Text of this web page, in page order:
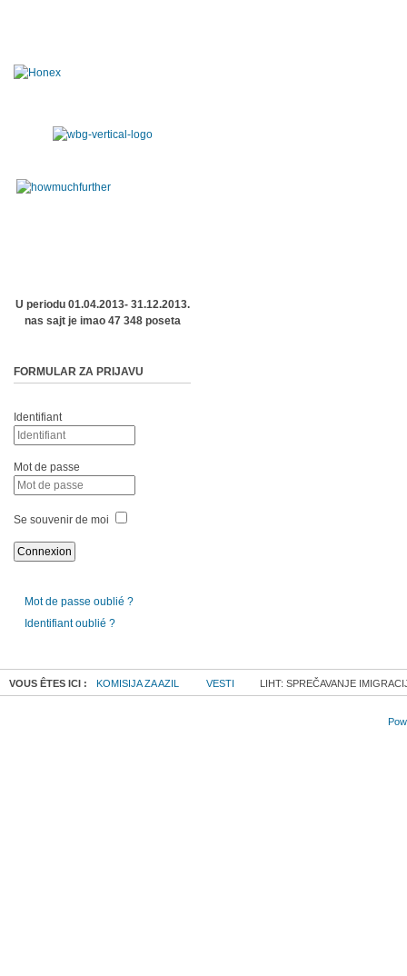
U periodu 01.04.2013- 31.12.2013.
nas sajt je imao 47 348 poseta
FORMULAR ZA PRIJAVU
Identifiant
Mot de passe
Se souvenir de moi
Mot de passe oublié ?
Identifiant oublié ?
VOUS ÊTES ICI : KOMISIJA ZA AZIL VESTI LIHT: SPREČAVANJE